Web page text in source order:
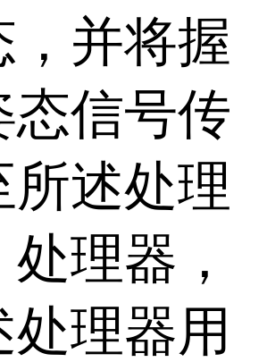
，并将握
态信号传
所述处理
理器，
处理器用